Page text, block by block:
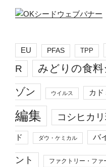
EU PFAS TPP
R
みどりの食
ゾン ウイルス カ
編集
コシヒカ
ド ダウ・ケミカル バ
ント ファクトリー・ファ